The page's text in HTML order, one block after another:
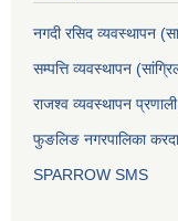
नगदी रसिद व्यवस्थापन
सम्पत्ति व्यवस्थापन
राजश्व व्यवस्थापन
फुङलिङ नगरपालिका
SPARROW SMS